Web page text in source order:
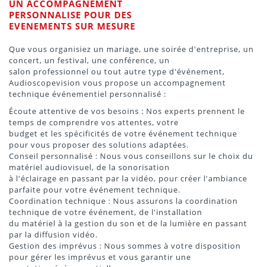
UN ACCOMPAGNEMENT
PERSONNALISE POUR DES
EVENEMENTS SUR MESURE
Que vous organisiez un mariage, une soirée d'entreprise, un
concert, un festival, une conférence, un
salon professionnel ou tout autre type d'événement,
Audioscopevision vous propose un accompagnement
technique événementiel personnalisé :
Écoute attentive de vos besoins : Nos experts prennent le
temps de comprendre vos attentes, votre
budget et les spécificités de votre événement technique
pour vous proposer des solutions adaptées.
Conseil personnalisé : Nous vous conseillons sur le choix du
matériel audiovisuel, de la sonorisation
à l'éclairage en passant par la vidéo, pour créer l'ambiance
parfaite pour votre événement technique.
Coordination technique : Nous assurons la coordination
technique de votre événement, de l'installation
du matériel à la gestion du son et de la lumière en passant
par la diffusion vidéo.
Gestion des imprévus : Nous sommes à votre disposition
pour gérer les imprévus et vous garantir une